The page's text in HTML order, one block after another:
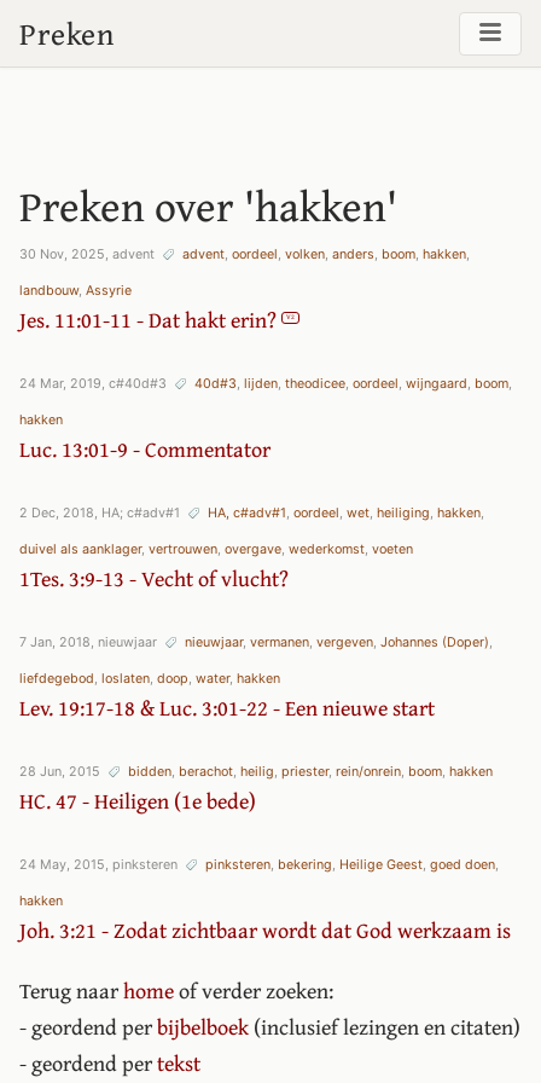
Preken
Preken over 'hakken'
30 Nov, 2025, advent advent, oordeel, volken, anders, boom, hakken,
landbouw, Assyrie
Jes. 11:01-11 - Dat hakt erin? V2
24 Mar, 2019, c#40d#3 40d#3, lijden, theodicee, oordeel, wijngaard, boom,
hakken
Luc. 13:01-9 - Commentator
2 Dec, 2018, HA; c#adv#1 HA, c#adv#1, oordeel, wet, heiliging, hakken,
duivel als aanklager, vertrouwen, overgave, wederkomst, voeten
1Tes. 3:9-13 - Vecht of vlucht?
7 Jan, 2018, nieuwjaar nieuwjaar, vermanen, vergeven, Johannes (Doper),
liefdegebod, loslaten, doop, water, hakken
Lev. 19:17-18 & Luc. 3:01-22 - Een nieuwe start
28 Jun, 2015 bidden, berachot, heilig, priester, rein/onrein, boom, hakken
HC. 47 - Heiligen (1e bede)
24 May, 2015, pinksteren pinksteren, bekering, Heilige Geest, goed doen,
hakken
Joh. 3:21 - Zodat zichtbaar wordt dat God werkzaam is
Terug naarhomeof verder zoeken:
- geordend perbijbelboek(inclusief lezingen en citaten)
- geordend pertekst